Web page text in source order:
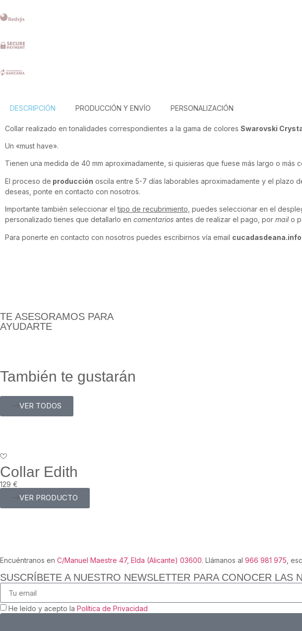
DESCRIPCIÓN PRODUCCIÓN Y ENVÍO PERSONALIZACIÓN
Collar realizado en tonalidades correspondientes a la gama de colores Swarovski
Un «must have».
Tienen una medida de 40 mm aproximadamente, si quisieras que fuese más largo o más
El proceso de producción oscila entre 5-7 días laborables aproximadamente y el plazo
deseas, ponte en contacto con nosotros.
Importante también seleccionar eltipo de recubrimiento, puedes seleccionar en el
personalizado tienes que detallarlo en comentarios antes de realizar el pago, por mailo
Para ponerte en contacto con nosotros puedes escribirnos vía email
TE ASESORAMOS PARA
AYUDARTE
También te gustarán
VER TODOS
Collar Edith
129 €
VER PRODUCTO
Encuéntranos en C/Manuel Maestre 47, Elda (Alicante) 03600. Llámanos al 966 981 975 ,
SUSCRÍBETE A NUESTRO NEWSLETTER PARA CONOCER LAS
He leído y acepto la Política de Privacidad